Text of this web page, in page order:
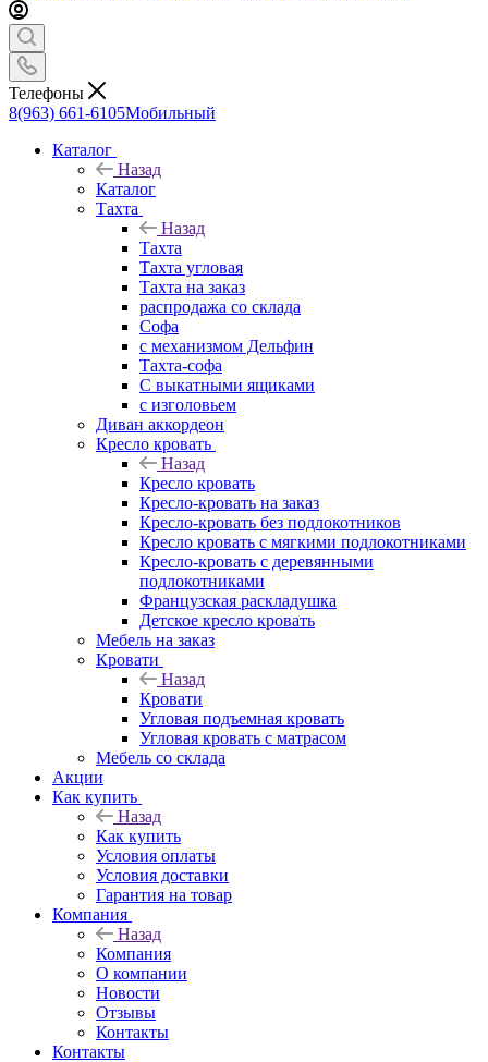
Телефоны
8(963) 661-6105Мобильный
Каталог
Назад
Каталог
Тахта
Назад
Тахта
Тахта угловая
Тахта на заказ
распродажа со склада
Софа
с механизмом Дельфин
Тахта-софа
С выкатными ящиками
с изголовьем
Диван аккордеон
Кресло кровать
Назад
Кресло кровать
Кресло-кровать на заказ
Кресло-кровать без подлокотников
Кресло кровать с мягкими подлокотниками
Кресло-кровать с деревянными
подлокотниками
Французская раскладушка
Детское кресло кровать
Мебель на заказ
Кровати
Назад
Кровати
Угловая подъемная кровать
Угловая кровать с матрасом
Мебель со склада
Акции
Как купить
Назад
Как купить
Условия оплаты
Условия доставки
Гарантия на товар
Компания
Назад
Компания
О компании
Новости
Отзывы
Контакты
Контакты